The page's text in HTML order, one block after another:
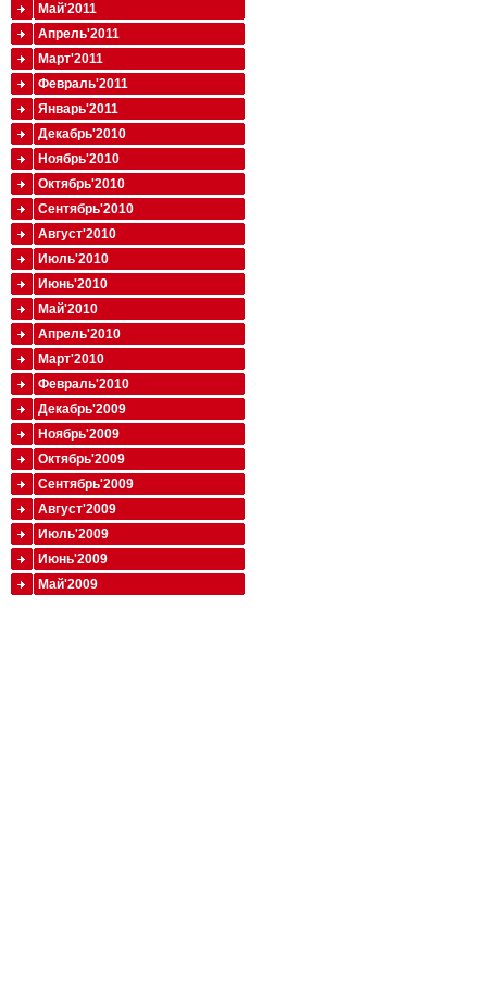
Май'2011
Апрель'2011
Март'2011
Февраль'2011
Январь'2011
Декабрь'2010
Ноябрь'2010
Октябрь'2010
Сентябрь'2010
Август'2010
Июль'2010
Июнь'2010
Май'2010
Апрель'2010
Март'2010
Февраль'2010
Декабрь'2009
Ноябрь'2009
Октябрь'2009
Сентябрь'2009
Август'2009
Июль'2009
Июнь'2009
Май'2009